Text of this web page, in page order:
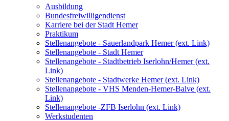
Ausbildung
Bundesfreiwilligendienst
Karriere bei der Stadt Hemer
Praktikum
Stellenangebote - Sauerlandpark Hemer (ext. Link)
Stellenangebote - Stadt Hemer
Stellenangebote - Stadtbetrieb Iserlohn/Hemer (ext.
Link)
Stellenangebote - Stadtwerke Hemer (ext. Link)
Stellenangebote - VHS Menden-Hemer-Balve (ext.
Link)
Stellenangebote -ZFB Iserlohn (ext. Link)
Werkstudenten